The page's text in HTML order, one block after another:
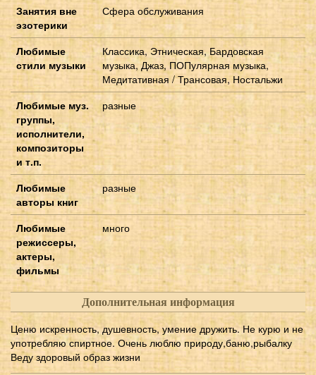
Занятия вне
эзотерики
Сфера обслуживания
Любимые
стили музыки
Классика, Этническая, Бардовская
музыка, Джаз, ПОПулярная музыка,
Медитативная / Трансовая, Ностальжи
Любимые муз.
группы,
исполнители,
композиторы
и т.п.
разные
Любимые
авторы книг
разные
Любимые
режиссеры,
актеры,
фильмы
много
Дополнительная информация
Ценю искренность, душевность, умение дружить. Не курю и не
употребляю спиртное. Очень люблю природу,баню,рыбалку
Веду здоровый образ жизни